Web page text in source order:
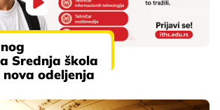
Srednja škola
odeljenja